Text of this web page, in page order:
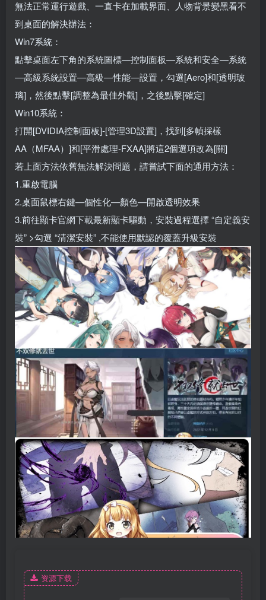
無法正常運行遊戲、一直卡在加載界面、人物背景變黑看不
到桌面的解決辦法：
Win7系統：
點擊桌面左下角的系統圖標—控制面板—系統和安全—系統
—高級系統設置—高級—性能—設置，勾選[Aero]和[透明玻
璃]，然後點擊[調整為最佳外觀]，之後點擊[確定]
Win10系統：
打開[DVIDIA控制面板]-[管理3D設置]，找到[多幀採樣
AA（MFAA）]和[平滑處理-FXAA]將這2個選項改為[關]
若上面方法依舊無法解決問題，請嘗試下面的通用方法：
1.重啟電腦
2.桌面鼠標右鍵—個性化—顏色—開啟透明效果
3.前往顯卡官網下載最新顯卡驅動，安裝過程選擇 “自定義安
裝” >勾選 “清潔安裝” ,不能使用默認的覆蓋升級安裝
资源下载